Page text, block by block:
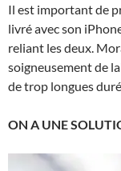
Il est important de
livré avec son
reliant les deux.
soigneusement de
de trop longues
ON A UNE